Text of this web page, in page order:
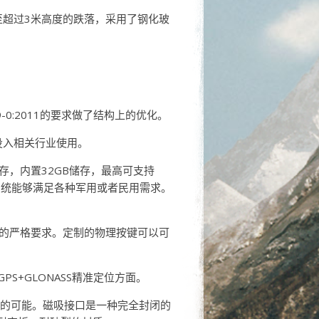
过3米高度的跌落，采用了钢化玻
的要求做了结构上的优化。
相关行业使用。
，内置32GB储存，最高可支持
够满足各种军用或者民用需求。
严格要求。定制的物理按键可以可
精准定位方面。
可能。磁吸接口是一种完全封闭的